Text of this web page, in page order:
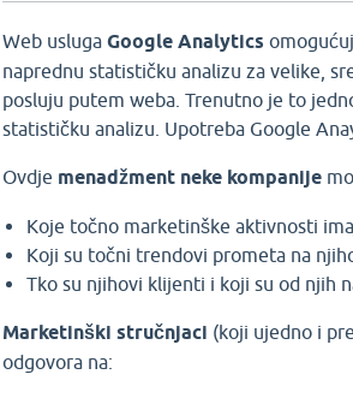
Web usluga Google Analytics
naprednu statističku analizu za velike,
posluju putem weba. Trenutno je to
statističku analizu. Upotreba Google
Ovdje menadžment neke kompanije
Koje točno marketinške aktivnosti
Koji su točni trendovi prometa na
Tko su njihovi klijenti i koji su od njih
Marketinški stručnjaci (koji ujedno i
odgovora na: